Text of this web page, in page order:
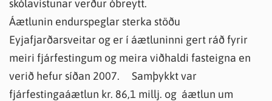
skólavistunar verður óbreytt.
Áætlunin endurspeglar sterka stöðu
Eyjafjarðarsveitar og er í áætluninni gert ráð fyrir
meiri fjárfestingum og meira viðhaldi fasteigna en
verið hefur síðan 2007. Samþykkt var
fjárfestingaáætlun kr. 86,1 millj. og áætlun um